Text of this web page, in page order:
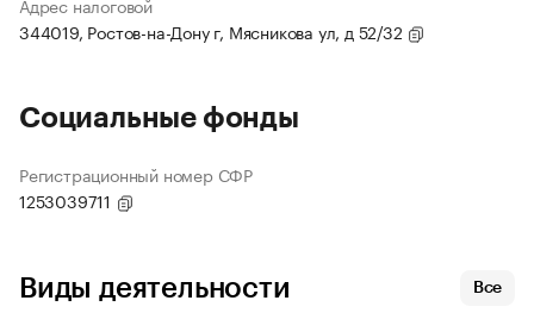
Адрес налоговой
344019, Ростов-на-Дону г, Мясникова ул, д 52/32
Социальные фонды
Регистрационный номер СФР
1253039711
Виды деятельности Все